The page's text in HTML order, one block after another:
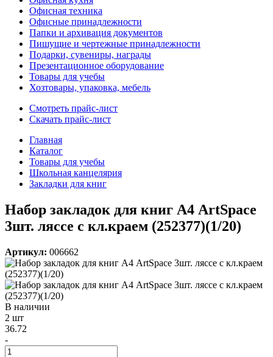
Офисная техника
Офисные принадлежности
Папки и архивация документов
Пишущие и чертежные принадлежности
Подарки, сувениры, награды
Презентационное оборудование
Товары для учебы
Хозтовары, упаковка, мебель
Смотреть прайс-лист
Скачать прайс-лист
Главная
Каталог
Товары для учебы
Школьная канцелярия
Закладки для книг
Набор закладок для книг А4 ArtSpace
3шт. ляссе с кл.краем (252377)(1/20)
Артикул: 006662
В наличии
2 шт
36.72
-